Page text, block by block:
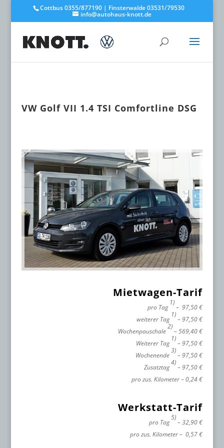
Cottbus 0355/877190 | Finsterwalde 03531/79530
info@autohaus-knott.de
VW Golf VII 1.4 TSI Comfortline DSG
Mietwagen-Tarif
pro Tag
1)
– 97,50 €
weiterer Tag
1)
– 97,50 €
Wochenpauschale
2)
– 569,40 €
Weiterer Tag
1)
– 97,50 €
Wochenende
3)
– 97,50 €
Zusatztag
4)
– 97,50 €
pro zus. Kilometer–0,24 €
Werkstatt-Tarif
pro Tag
5)
– 32,90 €
pro zus. Kilometer – 0,57 €